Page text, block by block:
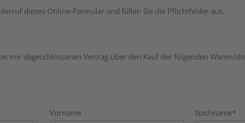
dieses Online-Formular und füllen Sie die Pflichtfelder aus.
mir abgeschlossenen Vertrag über den Kauf der folgenden Waren/
Vorname Nachname*